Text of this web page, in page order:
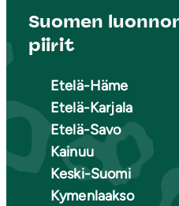
Suomen
piirit
Etelä-Häme
Etelä-Karjala
Etelä-Savo
Kainuu
Keski-Suomi
Kymenlaakso